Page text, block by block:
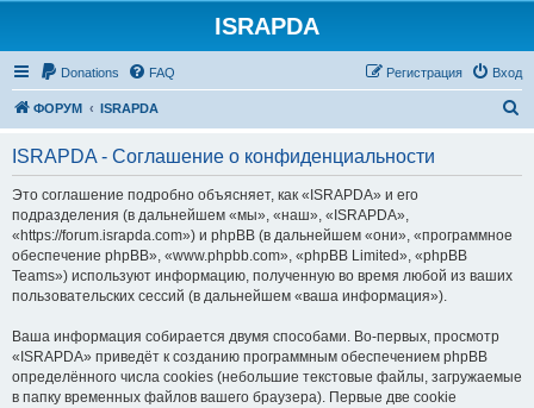
ISRAPDA
Donations FAQ Вход
Регистрация
ФОРУМ ISRAPDA
ISRAPDA - Соглашение о конфиденциальности
Это соглашение подробно объясняет, как «ISRAPDA» и его
подразделения (в дальнейшем «мы», «наш», «ISRAPDA»,
«https://forum.israpda.com») и phpBB (в дальнейшем «они», «программное
обеспечение phpBB», «www.phpbb.com», «phpBB Limited», «phpBB
Teams») используют информацию, полученную во время любой из ваших
пользовательских сессий (в дальнейшем «ваша информация»).
Ваша информация собирается двумя способами. Во-первых, просмотр
«ISRAPDA» приведёт к созданию программным обеспечением phpBB
определённого числа cookies (небольшие текстовые файлы, загружаемые
в папку временных файлов вашего браузера). Первые две cookie